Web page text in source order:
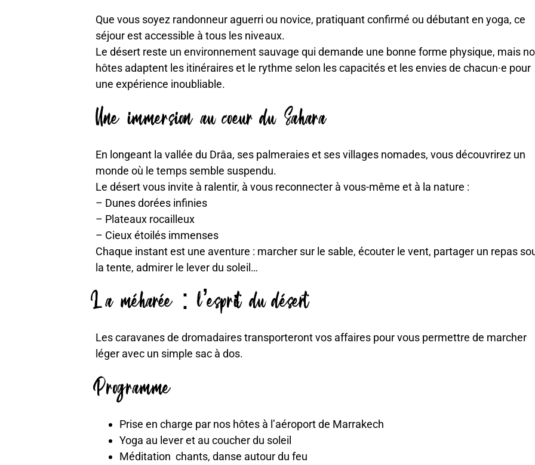
Que vous soyez randonneur aguerri ou novice, pratiquant confirmé ou débutant en yoga, ce
séjour est accessible à tous les niveaux.
Le désert reste un environnement sauvage qui demande une bonne forme physique, mais
hôtes adaptent les itinéraires et le rythme selon les capacités et les envies de chacun·e pour
une expérience inoubliable.
Une immersion au coeur du Sahara
En longeant la vallée du Drâa, ses palmeraies et ses villages nomades, vous découvrirez un
monde où le temps semble suspendu.
Le désert vous invite à ralentir, à vous reconnecter à vous-même et à la nature :
– Dunes dorées infinies
– Plateaux rocailleux
– Cieux étoilés immenses
Chaque instant est une aventure : marcher sur le sable, écouter le vent, partager un repas
la tente, admirer le lever du soleil…
La méharée : l’esprit du désert
Les caravanes de dromadaires transporteront vos affaires pour vous permettre de marcher
léger avec un simple sac à dos.
Programme
Prise en charge par nos hôtes à l’aéroport de Marrakech
Yoga au lever et au coucher du soleil
Méditation chants, danse autour du feu